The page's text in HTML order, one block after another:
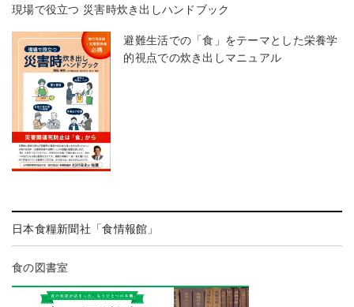
現場で役立つ 災害時炊き出しハンドブック
避難生活での「食」をテーマとした栄養学
的視点での炊き出しマニュアル
日本食糧新聞社「食情報館」
食の図書室